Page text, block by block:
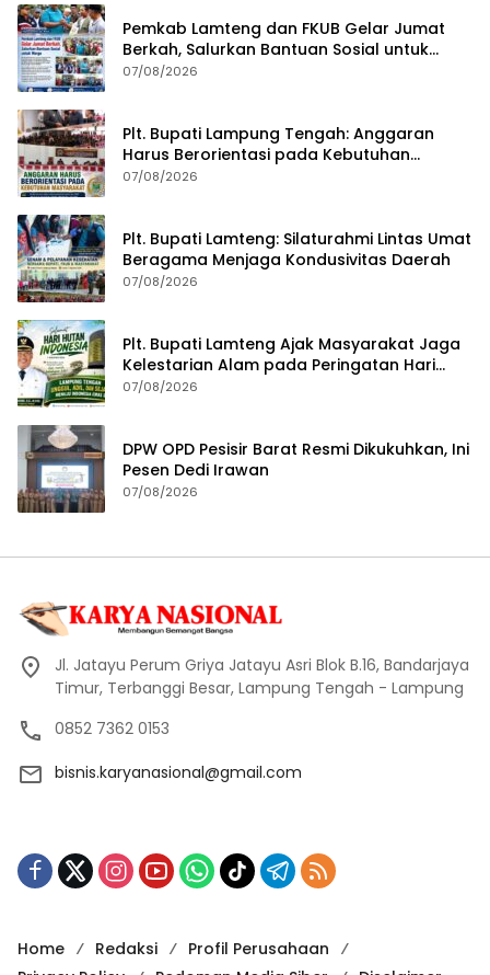
Pemkab Lamteng dan FKUB Gelar Jumat
Berkah, Salurkan Bantuan Sosial untuk
Warga
07/08/2026
Plt. Bupati Lampung Tengah: Anggaran
Harus Berorientasi pada Kebutuhan
Masyarakat
07/08/2026
Plt. Bupati Lamteng: Silaturahmi Lintas Umat
Beragama Menjaga Kondusivitas Daerah
07/08/2026
Plt. Bupati Lamteng Ajak Masyarakat Jaga
Kelestarian Alam pada Peringatan Hari
Hutan Indonesia 2026
07/08/2026
DPW OPD Pesisir Barat Resmi Dikukuhkan, Ini
Pesen Dedi Irawan
07/08/2026
Jl. Jatayu Perum Griya Jatayu Asri Blok B.16, Bandarjaya
Timur, Terbanggi Besar, Lampung Tengah - Lampung
0852 7362 0153
bisnis.karyanasional@gmail.com
Home Redaksi
Profil Perusahaan